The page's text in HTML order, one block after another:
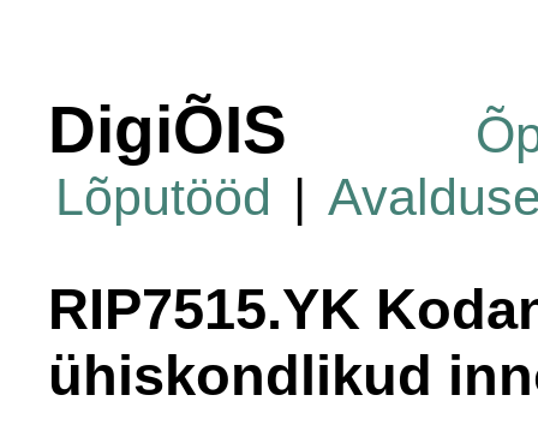
DigiÕIS
Lõputööd |
RIP7515.YK
ühiskondlikud